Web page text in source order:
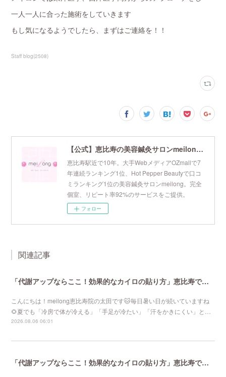
一人一人に合った施術をしていきます
もし気になるようでしたら、まずはご連絡を！！
Staff blog(2508)
【公式】恵比寿の美容鍼灸サロンmeilong｜ツボを押さえた針・お灸の治療で美容と健康を叶えます
恵比寿駅近で10年。大手WebメディアOZmallで7
年連続ランキング1位、Hot Pepper Beautyで口コ
ミランキング1位の美容鍼灸サロンmeilong。完全
個室、リピート率92%のサービスをご提供。
フォロー
関連記事
「代謝アップならここ！効果的なカイロの貼り方」恵比寿で口コミNo 1美容鍼灸ならmeilong
こんにちは！meilong恵比寿院の太田です🐱毎日暑い日が続いていますね
🌻夏でも「冷房で体が冷える」「手足が冷たい」「汗をかきにくい」と…
2026.08.06 06:01
「代謝アップならここ！効果的なカイロの貼り方」恵比寿で口コミNo 1美容鍼灸ならmeilong